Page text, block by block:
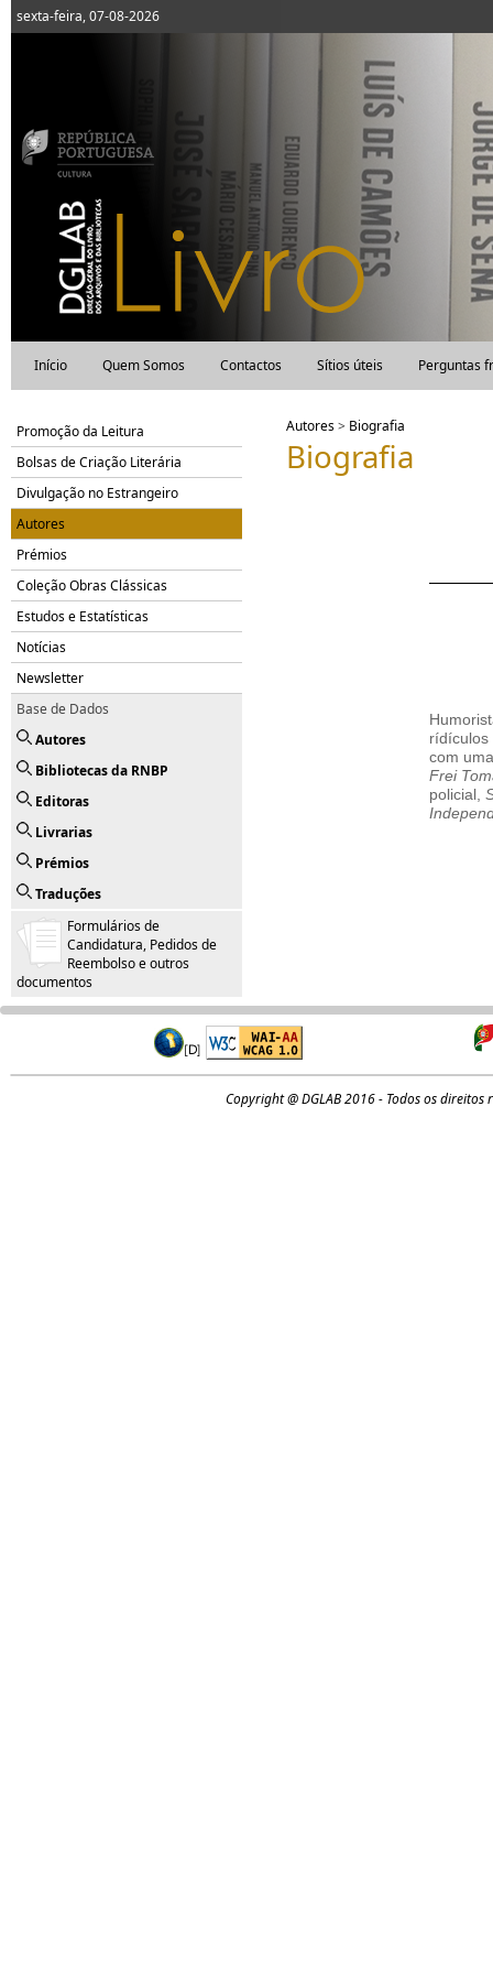
sexta-feira, 07-08-2026
Início Quem Somos Contactos Sítios úteis Perguntas
Promoção da Leitura
Bolsas de Criação Literária
Divulgação no Estrangeiro
Autores
Prémios
Coleção Obras Clássicas
Estudos e Estatísticas
Notícias
Newsletter
Base de Dados
Autores
Bibliotecas da RNBP
Editoras
Livrarias
Prémios
Traduções
Formulários de
Candidatura, Pedidos de
Reembolso e outros
documentos
Autores> Biografia
Biografia
rídículos
com
Frei
policial,
Copyright @ DGLAB 2016 - Todos os